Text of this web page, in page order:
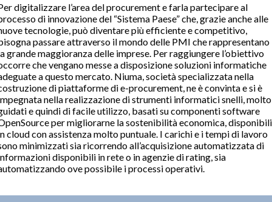
digitalizzare l’area del procurement e farla partecipare al
di innovazione del “Sistema Paese” che, grazie anche alle
tecnologie, può diventare più efficiente e competitivo,
passare attraverso il mondo delle PMI che rappresentano
grande maggioranza delle imprese. Per raggiungere l’obiettivo
che vengano messe a disposizione soluzioni informatiche
a questo mercato. Niuma, società specializzata nella
di piattaforme di e-procurement, ne è convinta e si è
nella realizzazione di strumenti informatici snelli, molto
e quindi di facile utilizzo, basati su componenti software
per migliorarne la sostenibilità economica, disponibili
cloud con assistenza molto puntuale. I carichi e i tempi di lavoro
minimizzati sia ricorrendo all’acquisizione automatizzata di
disponibili in rete o in agenzie di rating, sia
ove possibile i processi operativi.